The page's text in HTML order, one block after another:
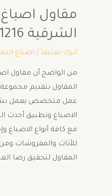
مقاول اصباغ
الشرقية 0508361216
اترك تعليقاً / اصباغ
من الواضح أن مقاول
المقاول بتقديم مجموعة
عمل متخصص يعمل بشغف
الاصباغ وتطبيق أحدث
مع كافة أنواع الاصباغ
للأثاث
المقاول لتحقيق رضا